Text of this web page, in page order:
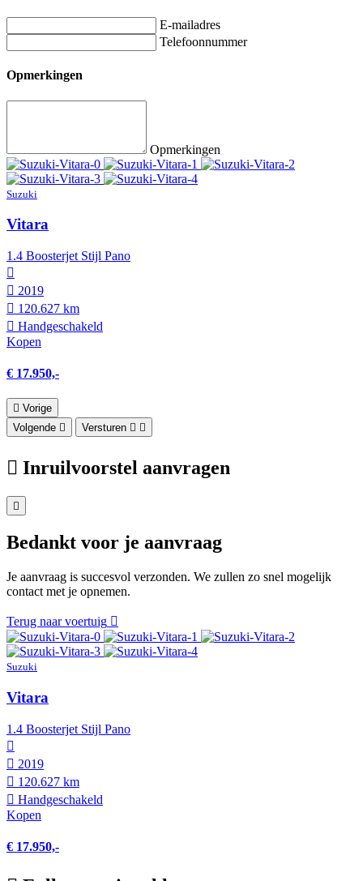
E-mailadres
Telefoonnummer
Opmerkingen
Opmerkingen
Suzuki
Vitara
1.4 Boosterjet Stijl Pano
2019
120.627 km
Hand­geschakeld
Kopen
€ 17.950,-
Vorige
Volgende
Versturen
Inruilvoorstel aanvragen
Bedankt voor je aanvraag
Je aanvraag is succesvol verzonden. We zullen zo snel mogelijk
contact met je opnemen.
Terug naar voertuig
Suzuki
Vitara
1.4 Boosterjet Stijl Pano
2019
120.627 km
Hand­geschakeld
Kopen
€ 17.950,-